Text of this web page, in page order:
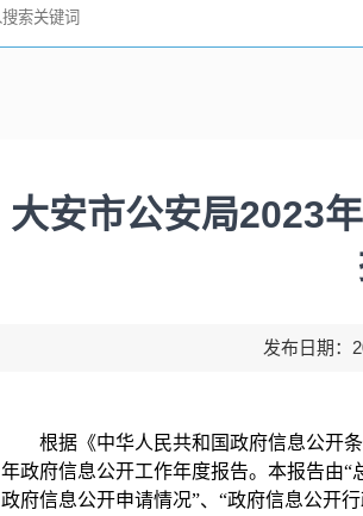
大安市公安局2023
发布日期：
根据《中华人民共和国政府信息公开条
年政府信息公开工作年度报告。本报告由“
政府信息公开申请情况”、“政府信息公开